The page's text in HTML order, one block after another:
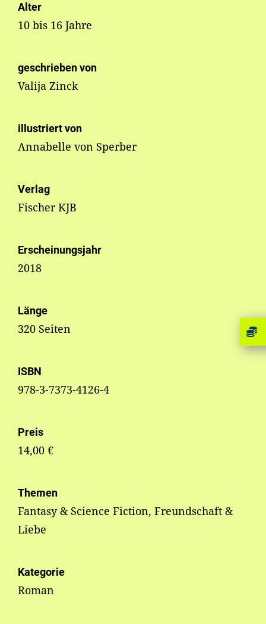
Alter
10 bis 16 Jahre
geschrieben von
Valija Zinck
illustriert von
Annabelle von Sperber
Verlag
Fischer KJB
Erscheinungsjahr
2018
Länge
320 Seiten
ISBN
978-3-7373-4126-4
Preis
14,00 €
Themen
Fantasy & Science Fiction, Freundschaft &
Liebe
Kategorie
Roman